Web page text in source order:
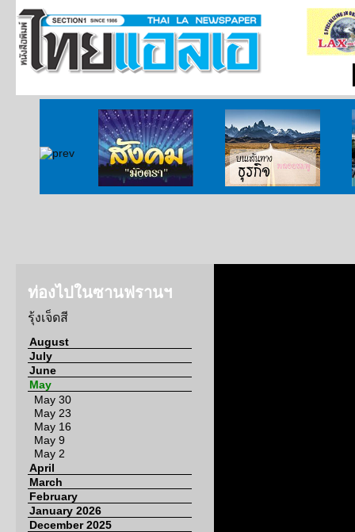
วจากกงสุล สังคมมังตรา บนเส้นทางธุรกิจ
ท่องไปในซานฟรานฯ
รุ้งเจ็ดสี
August
July
June
May
May 30
May 23
May 16
May 9
May 2
April
March
February
January 2026
December 2025